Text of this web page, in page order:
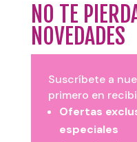
NO TE
NOVEDADES
Suscríbete a
primero en
Ofertas
especiales